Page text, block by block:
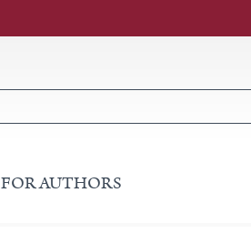
FOR AUTHORS